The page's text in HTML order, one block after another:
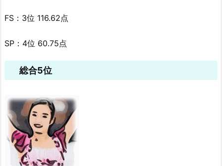
FS：3位 116.62点
SP：4位 60.75点
総合5位